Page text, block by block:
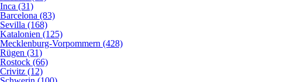
Inca (31)
Barcelona (83)
Sevilla (168)
Katalonien (125)
Mecklenburg-Vorpommern (428)
Rügen (31)
Rostock (66)
Crivitz (12)